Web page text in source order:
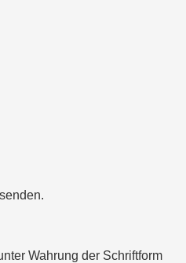
Wahrung der Schriftform